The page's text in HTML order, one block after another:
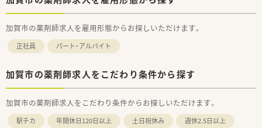
加賀市の薬剤師求人を雇用形態からお探しいただけます。
正社員 パート・アルバイト
加賀市の薬剤師求人をこだわり条件から探す
加賀市の薬剤師求人をこだわり条件からお探しいただけます。
駅チカ 年間休日120日以上 土日祝休み
週休2.5日以上